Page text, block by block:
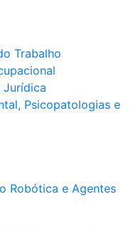
Trabalho
Jurídica
Psicopatologias e
Robótica e Agentes